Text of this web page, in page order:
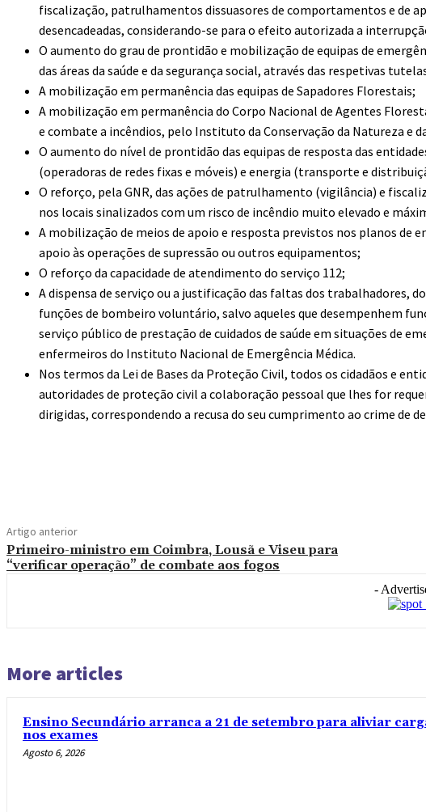
fiscalização, patrulhamentos dissuasores de comportamentos e de
desencadeadas, considerando-se para o efeito autorizada a
O aumento do grau de prontidão e mobilização de equipas de
das áreas da saúde e da segurança social, através das respetivas
A mobilização em permanência das equipas de Sapadores Florestais;
A mobilização em permanência do Corpo Nacional de Agentes
e combate a incêndios, pelo Instituto da Conservação da Natureza e
O aumento do nível de prontidão das equipas de resposta das
(operadoras de redes fixas e móveis) e energia (transporte e
O reforço, pela GNR, das ações de patrulhamento (vigilância) e
nos locais sinalizados com um risco de incêndio muito elevado e
A mobilização de meios de apoio e resposta previstos nos planos de
apoio às operações de supressão ou outros equipamentos;
O reforço da capacidade de atendimento do serviço 112;
A dispensa de serviço ou a justificação das faltas dos trabalhadores,
funções de bombeiro voluntário, salvo aqueles que desempenhem
serviço público de prestação de cuidados de saúde em situações de
enfermeiros do Instituto Nacional de Emergência Médica.
Nos termos da Lei de Bases da Proteção Civil, todos os cidadãos e
autoridades de proteção civil a colaboração pessoal que lhes for
dirigidas, correspondendo a recusa do seu cumprimento ao crime de
Artigo anterior
Primeiro-ministro em Coimbra, Lousã e Viseu para
“verificar operação” de combate aos fogos
-
More articles
Ensino Secundário arranca a 21 de setembro para aliviar
nos exames
Agosto 6, 2026